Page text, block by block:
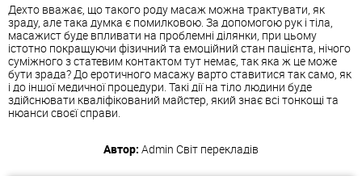
Дехто вважає, що такого роду масаж можна трактувати, як
зраду, але така думка є помилковою. За допомогою рук і тіла,
масажист буде впливати на проблемні ділянки, при цьому
істотно покращуючи фізичний та емоційний стан пацієнта, нічого
суміжного з статевим контактом тут немає, так яка ж це може
бути зрада? До еротичного масажу варто ставитися так само, як
і до іншої медичної процедури. Такі дії на тіло людини буде
здійснювати кваліфікований майстер, який знає всі тонкощі та
нюанси своєї справи.
Автор: Admin Світ перекладів